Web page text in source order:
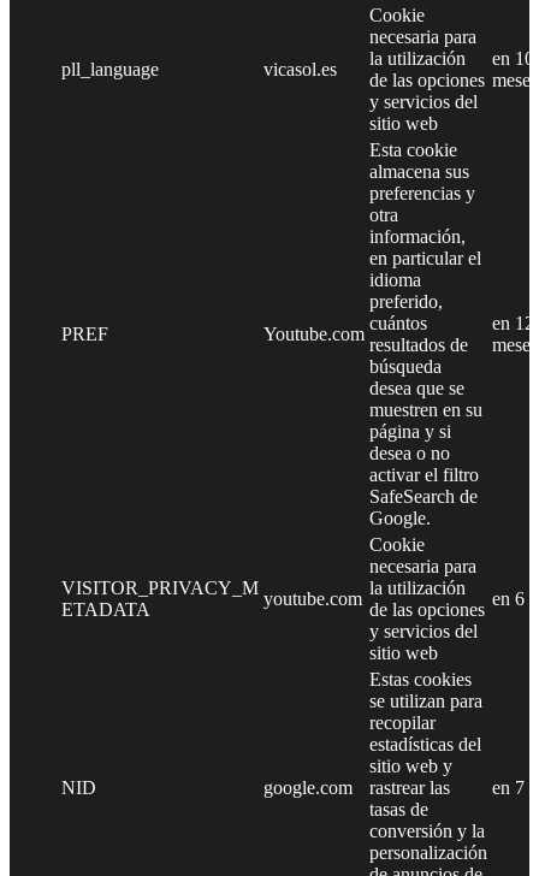
pll_language vicasol.es
Cookie
necesaria para
la utilización
de las opciones
y servicios del
sitio web
en 10
meses
PREF Youtube.com
Esta cookie
almacena sus
preferencias y
otra
información,
en particular el
idioma
preferido,
cuántos
resultados de
búsqueda
desea que se
muestren en su
página y si
desea o no
activar el filtro
SafeSearch de
Google.
en 12
meses
VISITOR_PRIVACY_M
ETADATA
youtube.com
Cookie
necesaria para
la utilización
de las opciones
y servicios del
sitio web
en 6
NID google.com
Estas cookies
se utilizan para
recopilar
estadísticas del
sitio web y
rastrear las
tasas de
conversión y la
personalización
en 7